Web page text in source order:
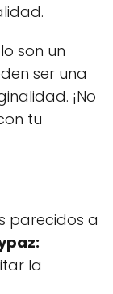
son un
ser una
¡No
tu
parecidos a
la